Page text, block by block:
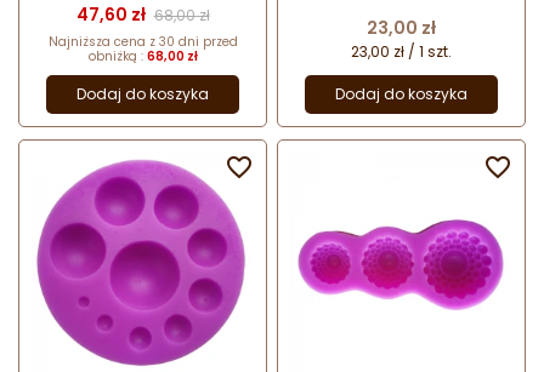
Cena
47,60 zł Cena podstawowa
68,00 zł
Najniższa cena z 30 dni przed
obniżką : 68,00 zł
Dodaj do koszyka
Cena
23,00 zł
23,00 zł / 1 szt.
Dodaj do koszyka
 